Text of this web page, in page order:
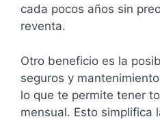
cada pocos años sin
reventa.
Otro beneficio es la
seguros y
lo que te permite tener
mensual. Esto simplifica